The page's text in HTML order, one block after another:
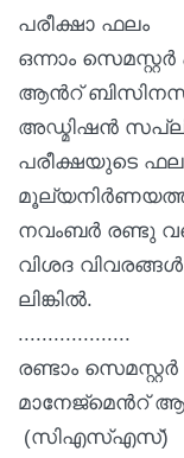
പരീക്ഷാ ഫലം
ഒന്നാം
ആന്‍റ്
അഡ്മിഷന്‍
പരീക്ഷയുടെ
നവംബര്‍ രണ്ടു
വിശദ വിവരങ്ങള്‍
ലിങ്കില്‍.
...................
രണ്ടാം
മാനേജ്മെന്‍റ്
(സിഎസ്എസ്)